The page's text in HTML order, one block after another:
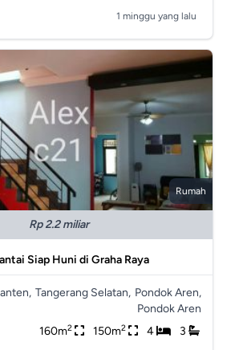
1 minggu yang lalu
Rumah
Rp 2.2 miliar
Siap Huni di Graha Raya
Tangerang Selatan, Pondok Aren,
Pondok Aren
160m2 150m2 4 3